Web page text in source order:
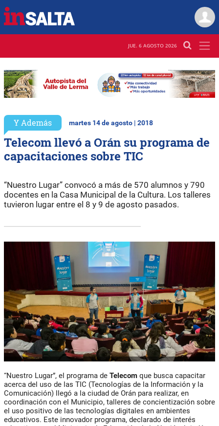
JUE. 6 AGOSTO 2026
Y Además martes 14 de agosto | 2018
Telecom llevó a Orán su programa de
capacitaciones sobre TIC
“Nuestro Lugar” convocó a más de 570 alumnos y 790
docentes en la Casa Municipal de la Cultura. Los talleres
tuvieron lugar entre el 8 y 9 de agosto pasados.
“Nuestro Lugar”, el programa de Telecom que busca capacitar
acerca del uso de las TIC (Tecnologías de la Información y la
Comunicación) llegó a la ciudad de Orán para realizar, en
coordinación con el Municipio, talleres de concientización sobre
el uso positivo de las tecnologías digitales en ambientes
educativos. Este innovador programa, declarado de interés